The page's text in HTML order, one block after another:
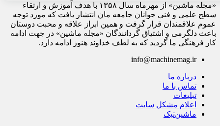
«مجله ماشین» از مهرماه سال ۱۳۵۸ با هدف آموزش و ارتقاء
سطح علمی و فنی جوانان جامعه مان انتشار یافت که مورد توجه
عموم علاقمندان قرار گرفت و همین ابراز علاقه و محبت دوستان
باعث دلگرمی و اشتیاق گردانندگان «مجله ماشین» در جهت ادامه
کار فرهنگی ما گردید که به لطف خداوند هنوز ادامه دارد.
info@machinemag.ir
درباره ما
تماس با ما
تبلیغات
اعلام مشکل سایت
ماشین‌تیک